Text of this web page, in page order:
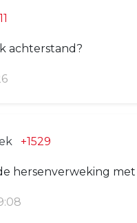
achterstand?
+1529
hersenverweking